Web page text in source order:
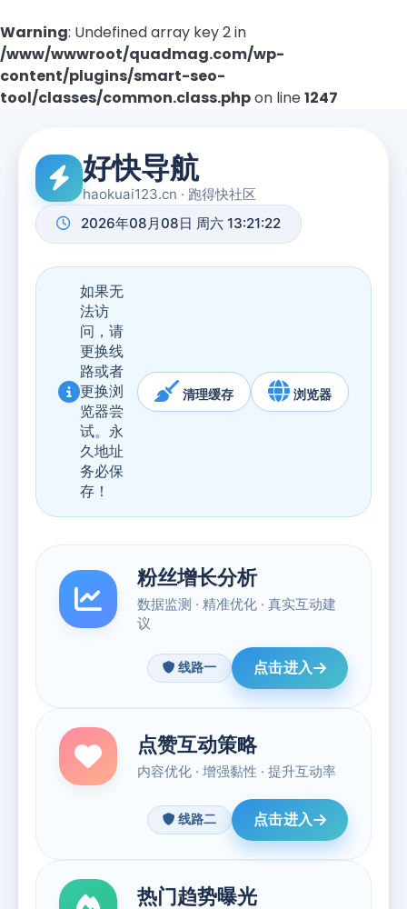
Warning: Undefined array key 2 in
/www/wwwroot/quadmag.com/wp-
content/plugins/smart-seo-
tool/classes/common.class.phpon line1247